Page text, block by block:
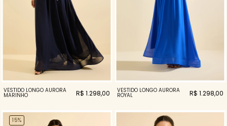
VESTIDO LONGO AURORA
MARINHO R$ 1.298,00 VESTIDO LONGO AURORA
ROYAL R$ 1.298,00
15%